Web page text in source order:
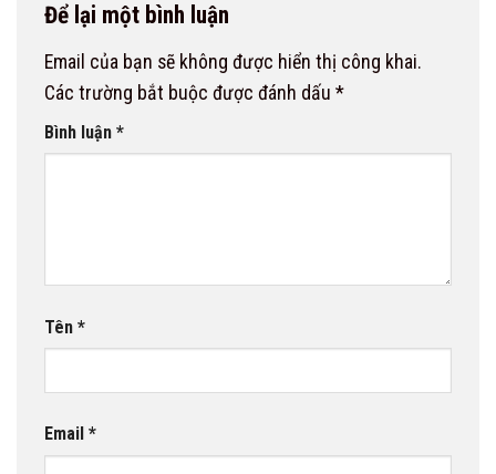
Để lại một bình luận
Email của bạn sẽ không được hiển thị công khai.
Các trường bắt buộc được đánh dấu *
Bình luận *
Tên *
Email *